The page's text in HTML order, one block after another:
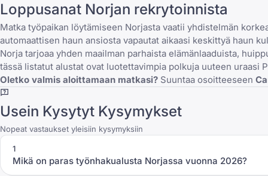
Loppusanat Norjan rekrytoinnista
Matka työpaikan löytämiseen Norjasta vaatii yhdistelmän
automaattisen haun ansiosta vapautat aikaasi keskittyä haun
Norja tarjoaa yhden maailman parhaista elämänlaaduista,
tässä listatut alustat ovat luotettavimpia polkuja uuteen uraasi
Oletko valmis aloittamaan matkasi? Suuntaa osoitteeseen
Usein Kysytyt Kysymykset
Nopeat vastaukset yleisiin kysymyksiin
1
Mikä on paras työnhakualusta Norjassa vuonna 2026?